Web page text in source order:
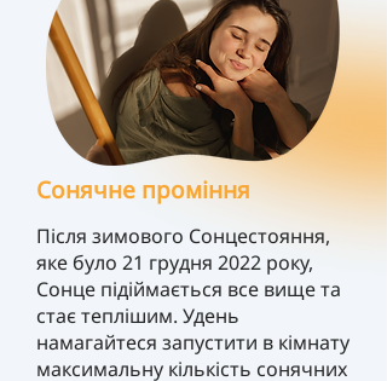
Сонячне проміння
Після зимового Сонцестояння,
яке було 21 грудня 2022 року,
Сонце підіймається все вище та
стає теплішим. Удень
намагайтеся запустити в кімнату
максимальну кількість сонячних